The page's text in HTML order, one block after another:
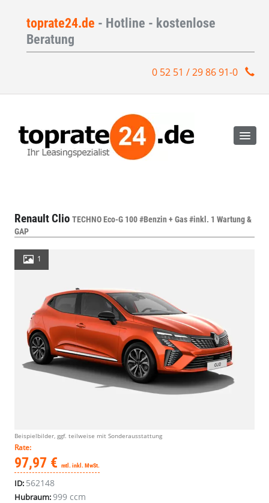
toprate24.de - Hotline - kostenlose
Beratung
0 52 51 / 29 86 91-0
Renault Clio TECHNO Eco-G 100 #Benzin + Gas #inkl. 1 Wartung &
GAP
1
Beispielbilder, ggf. teilweise mit Sonderausstattung
Rate:
97,97 € mtl. inkl. MwSt.
ID: 562148
Hubraum:999 ccm